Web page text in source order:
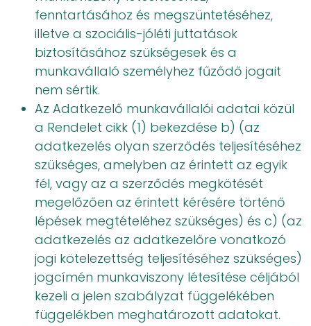
fenntartásához és megszüntetéséhez,
illetve a szociális-jóléti juttatások
biztosításához szükségesek és a
munkavállaló személyhez fűződő jogait
nem sértik.
Az Adatkezelő munkavállalói adatai közül
a Rendelet cikk (1) bekezdése b) (az
adatkezelés olyan szerződés teljesítéséhez
szükséges, amelyben az érintett az egyik
fél, vagy az a szerződés megkötését
megelőzően az érintett kérésére történő
lépések megtételéhez szükséges) és c) (az
adatkezelés az adatkezelőre vonatkozó
jogi kötelezettség teljesítéséhez szükséges)
jogcímén munkaviszony létesítése céljából
kezeli a jelen szabályzat függelékében
függelékben meghatározott adatokat.